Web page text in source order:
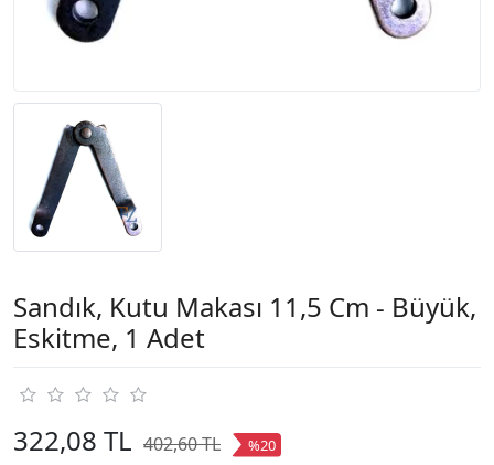
Sandık, Kutu Makası 11,5 Cm - Büyük,
Eskitme, 1 Adet
322,08 TL 402,60 TL %20